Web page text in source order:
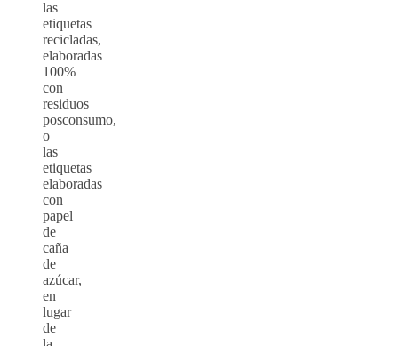
las
etiquetas
recicladas,
elaboradas
100%
con
residuos
posconsumo,
o
las
etiquetas
elaboradas
con
papel
de
caña
de
azúcar,
en
lugar
de